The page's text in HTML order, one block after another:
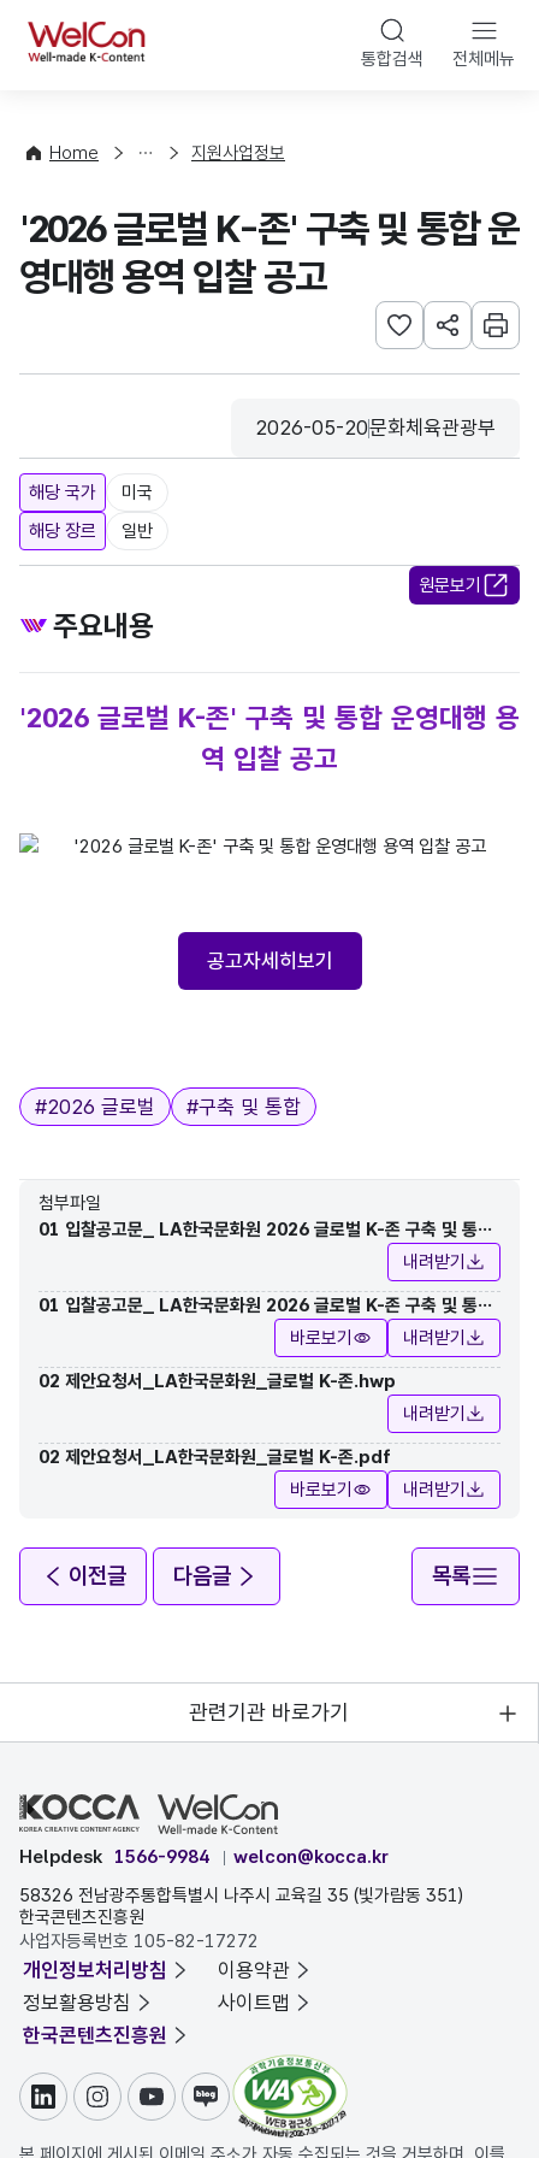
WelCon 통합검색 전체메뉴
Home
사
청
지원사업정보
'2026 글로벌 K-존' 구축 및 통합 운
영대행 용역 입찰 공고
관심사 등록하기
URL 공유하
인쇄
등록일
2026-05-20
수집기관
문화체육관광부
해당 국가
미국
해당 장르
일반
원문보기
주요내용
'2026 글로벌 K-존' 구축 및 통합 운영대행 용
역 입찰 공고
공고자세히보기
태그
#2026 글로벌 #구축 및 통합
첨부파일
01 입찰공고문_ LA한국문화원 2026 글로벌 K-존 구축 및 통합
내려받기
01 입찰공고문_ LA한국문화원 2026 글로벌 K-존 구축 및 통합
바로보기
내려받기
02 제안요청서_LA한국문화원_글로벌 K-존.hwp
내려받기
02 제안요청서_LA한국문화원_글로벌 K-존.pdf
바로보기
내려받기
이전글 다음글 목록
관련기관 바로가기
Helpdesk 1566-9984
welcon@kocca.kr
58326 전남광주통합특별시 나주시 교육길 35 (빛가람동 351)
한국콘텐츠진흥원
사업자등록번호 105-82-17272
개인정보처리방침
이용약관
정보활용방침
사이트맵
한국콘텐츠진흥원
링크드인인스타그램
유튜브블로그